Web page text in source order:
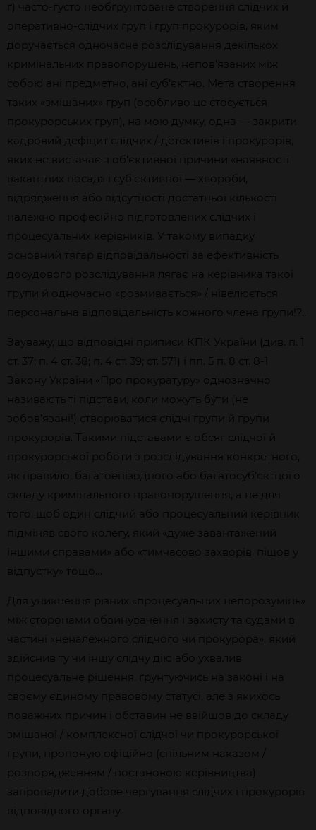
ґ) часто-густо необґрунтоване створення слідчих й
оперативно-слідчих груп і груп прокурорів, яким
доручається одночасне розслідування декількох
кримінальних правопорушень, непов’язаних між
собою ані предметно, ані суб’єктно. Мета створення
таких «змішаних» груп (особливо це стосується
прокурорських груп), на мою думку, одна — закрити
кадровий дефіцит слідчих / детективів і прокурорів,
яких не вистачає з об’єктивної причини «наявності
вакантних посад» і суб’єктивної — хвороби,
відрядження або відсутності достатньої кількості
належно професійно підготовлених слідчих і
процесуальних керівників. У такому випадку
основний тягар відповідальності за ефективність
досудового розслідування лягає на керівника такої
групи й одночасно «розмивається» / нівелюється
персональна відповідальність кожного члена групи!?..
Зауважу, що відповідні приписи КПК України (див. п. 1
ст. 37; п. 4 ст. 38; п. 4 ст. 39; ст. 571) і пп. 5 п. 8 ст. 8-1
Закону України «Про прокуратуру» однозначно
називають ті підстави, коли можуть бути (не
зобов’язані!) створюватися слідчі групи й групи
прокурорів. Такими підставами є обсяг слідчої й
прокурорської роботи з розслідування конкретного,
як правило, багатоепізодного або багатосуб’єктного
складу кримінального правопорушення, а не для
того, щоб один слідчий або процесуальний керівник
підміняв свого колегу, який «дуже завантажений
іншими справами» або «тимчасово захворів, пішов у
відпустку» тощо…
Для уникнення різних «процесуальних непорозумінь»
між сторонами обвинувачення і захисту та судами в
частині «неналежного слідчого чи прокурора», який
здійснив ту чи іншу слідчу дію або ухвалив
процесуальне рішення, ґрунтуючись на законі і на
своєму єдиному правовому статусі, але з якихось
поважних причин і обставин не ввійшов до складу
змішаної / комплексної слідчої чи прокурорської
групи, пропоную офіційно (спільним наказом /
розпорядженням / постановою керівництва)
запровадити добове чергування слідчих і прокурорів
відповідного органу.